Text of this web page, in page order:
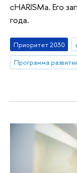
cHARISMa. Его
года.
Приоритет 2030
Программа